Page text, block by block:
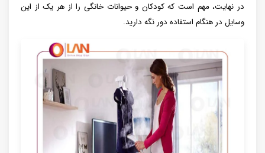
در نهایت، مهم است که کودکان و حیوانات خانگی را از هر یک از این
وسایل در هنگام استفاده دور نگه دارید.